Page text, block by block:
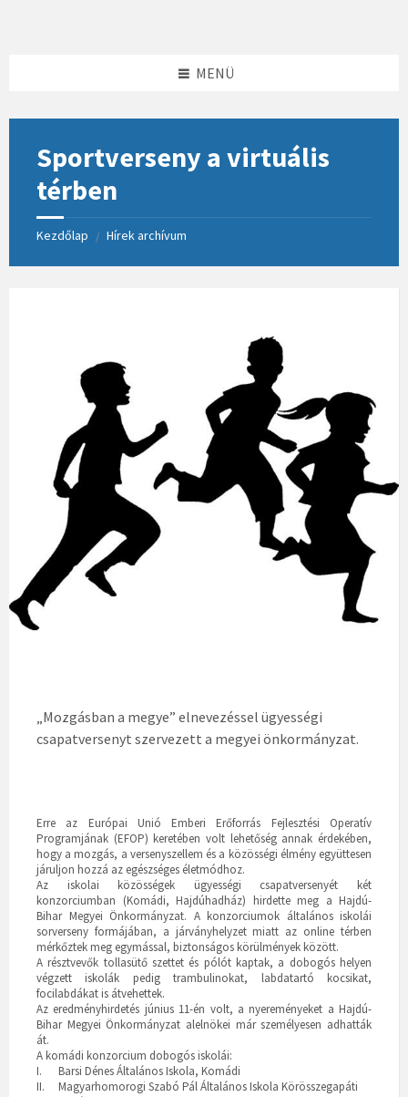
MENÜ
Sportverseny a virtuális
térben
Kezdőlap / Hírek archívum
„Mozgásban a megye” elnevezéssel ügyességi
csapatversenyt szervezett a megyei önkormányzat.
Erre az Európai Unió Emberi Erőforrás Fejlesztési Operatív
Programjának (EFOP) keretében volt lehetőség annak érdekében,
hogy a mozgás, a versenyszellem és a közösségi élmény együttesen
járuljon hozzá az egészséges életmódhoz.
Az iskolai közösségek ügyességi csapatversenyét két
konzorciumban (Komádi, Hajdúhadház) hirdette meg a Hajdú-
Bihar Megyei Önkormányzat. A konzorciumok általános iskolái
sorverseny formájában, a járványhelyzet miatt az online térben
mérkőztek meg egymással, biztonságos körülmények között.
A résztvevők tollasütő szettet és pólót kaptak, a dobogós helyen
végzett iskolák pedig trambulinokat, labdatartó kocsikat,
focilabdákat is átvehettek.
Az eredményhirdetés június 11-én volt, a nyereményeket a Hajdú-
Bihar Megyei Önkormányzat alelnökei már személyesen adhatták
át.
A komádi konzorcium dobogós iskolái:
I.
Barsi Dénes Általános Iskola, Komádi
II.
Magyarhomorogi Szabó Pál Általános Iskola Körösszegapáti